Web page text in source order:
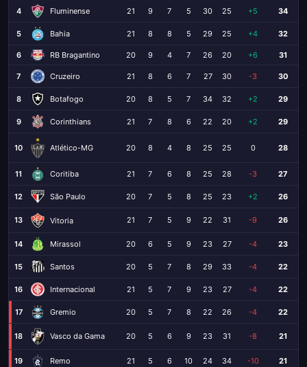
4 Fluminense 21 9 7 5 30 25 +5 34
5 Bahia 21 8 8 5 29 25 +4 32
6 RB Bragantino 20 9 4 7 26 20 +6 31
7 Cruzeiro 21 8 6 7 27 30 -3 30
8 Botafogo 20 8 5 7 34 32 +2 29
9 Corinthians 21 7 8 6 22 20 +2 29
10 Atlético-MG 20 8 4 8 25 25 0 28
11 Coritiba 21 7 6 8 25 28 -3 27
12 São Paulo 20 7 5 8 25 23 +2 26
13 Vitoria 21 7 5 9 22 31 -9 26
14 Mirassol 20 6 5 9 23 27 -4 23
15 Santos 20 5 7 8 29 33 -4 22
16 Internacional 21 5 7 9 23 27 -4 22
17 Gremio 20 5 7 8 22 26 -4 22
18 Vasco da Gama 20 5 6 9 23 31 -8 21
19 Remo 21 5 6 10 24 34 -10 21